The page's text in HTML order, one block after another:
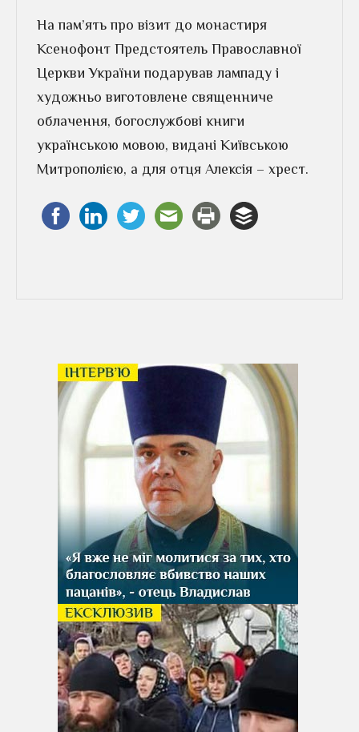
На пам’ять про візит до монастиря
Ксенофонт Предстоятель Православної
Церкви України подарував лампаду і
художньо виготовлене священниче
облачення, богослужбові книги
українською мовою, видані Київською
Митрополією, а для отця Алексія – хрест.